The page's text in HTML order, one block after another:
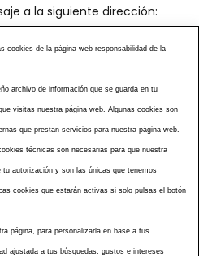
a la siguiente dirección:
ANUNCIOS
Y CONDICIONES
ALICANTINA
POLÍTICA PRIVACIDAD
cookies de la página web responsabilidad de la
archivo de información que se guarda en tu
visitas nuestra página web. Algunas cookies son
que prestan servicios para nuestra página web.
técnicas son necesarias para que nuestra
autorización y son las únicas que tenemos
cookies que estarán activas si solo pulsas el botón
página, para personalizarla en base a tus
ajustada a tus búsquedas, gustos e intereses